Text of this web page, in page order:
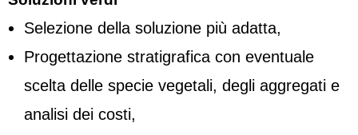
Selezione della soluzione più adatta,
Progettazione stratigrafica con eventuale
scelta delle specie vegetali, degli aggregati e
analisi dei costi,